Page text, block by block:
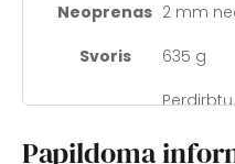
Neoprenas 2 mm
Svoris
635 g
Papildoma